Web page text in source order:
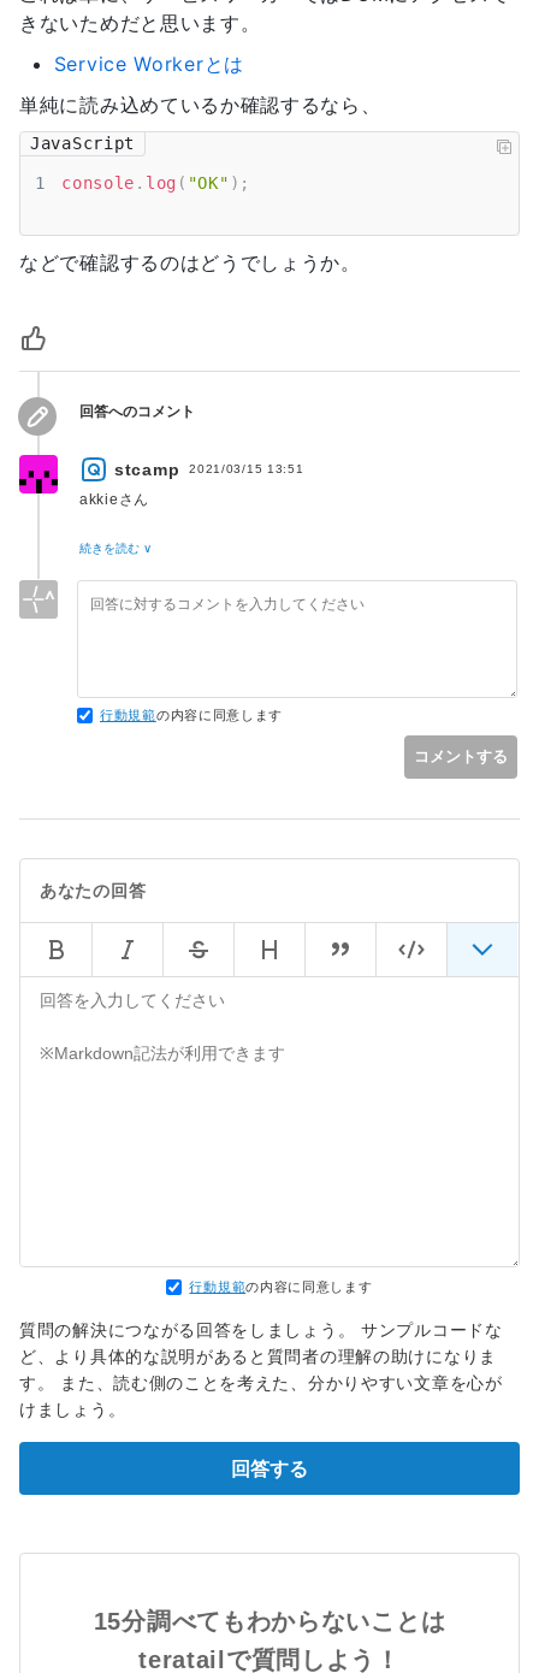
きないためだと思います。
Service Workerとは
単純に読み込めているか確認するなら、
JavaScript
1 console . log ( "OK" ) ;
などで確認するのはどうでしょうか。
回答へのコメント
stcamp 2021/03/15 13:51
akkieさん
> これは単に、サービスワーカーではDOMにアクセスできな
ありがとうございます。
しよう、
そう自分に言い聞かせています。
あとはマニフェストの設定やServise worlerについて少しずつ
続きを読む ∨
行動規範の内容に同意します
コメントする
あなたの回答
行動規範の内容に同意します
質問の解決につながる回答をしましょう。 サンプルコードな
ど、より具体的な説明があると質問者の理解の助けになりま
す。 また、読む側のことを考えた、分かりやすい文章を心が
けましょう。
回答する
15分調べてもわからないことは
teratailで質問しよう！